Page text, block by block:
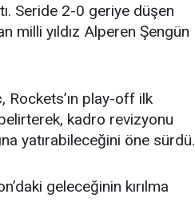
Seride 2-0 geriye düşen
milli yıldız Alperen Şengün
, Rockets’ın play-off ilk
kadro revizyonu
yatırabileceğini öne sürdü.
geleceğinin kırılma